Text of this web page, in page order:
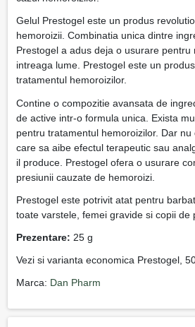
Gelul Prestogel este un produs
hemoroizii. Combinatia unica dintre
Prestogel a adus deja o usurare pentru
intreaga lume. Prestogel este un
tratamentul hemoroizilor.
Contine o compozitie avansata de
de active intr-o formula unica. Exista
pentru tratamentul hemoroizilor. Dar
care sa aibe efectul terapeutic sau
il produce. Prestogel ofera o usurare
presiunii cauzate de hemoroizi.
Prestogel este potrivit atat pentru
toate varstele, femei gravide si copii de
Prezentare: 25 g
Vezi si varianta economica Prestogel,
Marca: Dan Pharm